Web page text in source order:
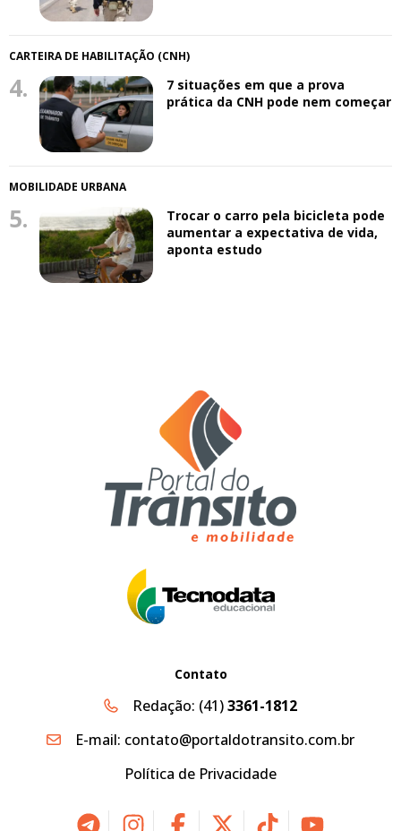
CARTEIRA DE HABILITAÇÃO (CNH)
4.
7 situações em que a prova
prática da CNH pode nem começar
MOBILIDADE URBANA
5.
Trocar o carro pela bicicleta pode
aumentar a expectativa de vida,
aponta estudo
Contato
Redação: (41)3361-1812
E-mail: contato@portaldotransito.com.br
Política de Privacidade